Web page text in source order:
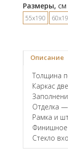
Размеры, см
55х190
Описание
Толщина
Каркас
Отделка
Рамка и
Финишное
Стекло